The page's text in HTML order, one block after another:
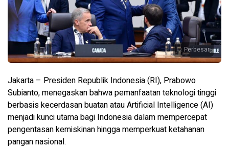
Perbesar
Jakarta – Presiden Republik Indonesia (RI), Prabowo
Subianto, menegaskan bahwa pemanfaatan teknologi tinggi
berbasis kecerdasan buatan atau Artificial Intelligence (AI)
menjadi kunci utama bagi Indonesia dalam mempercepat
pengentasan kemiskinan hingga memperkuat ketahanan
pangan nasional.